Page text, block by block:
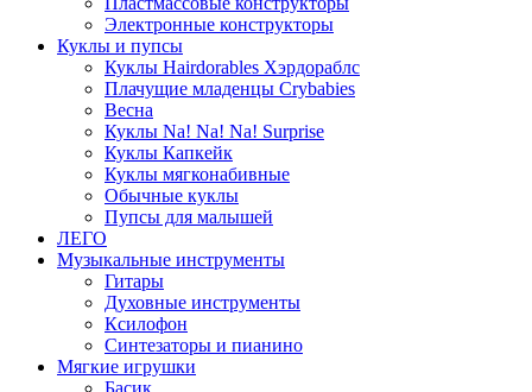
Электронные конструкторы
Куклы и пупсы
Куклы Hairdorables Хэрдораблс
Плачущие младенцы Crybabies
Весна
Куклы Na! Na! Na! Surprise
Куклы Капкейк
Куклы мягконабивные
Обычные куклы
Пупсы для малышей
ЛЕГО
Музыкальные инструменты
Гитары
Духовные инструменты
Ксилофон
Синтезаторы и пианино
Мягкие игрушки
Басик